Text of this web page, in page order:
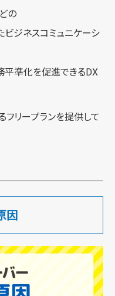
の
ジネスコミュニケーシ
平準化を促進できるDX
リープランを提供して
因